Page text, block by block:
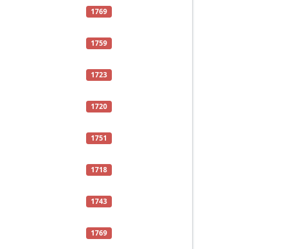
1769
1759
1723
1720
1751
1718
1743
1769